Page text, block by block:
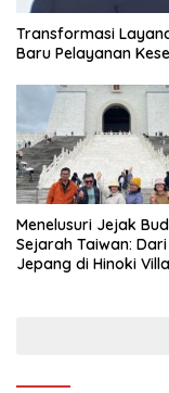
Transformasi
Baru Pelayanan
Menelusuri Jejak
Sejarah Taiwan:
Jepang di Hinoki